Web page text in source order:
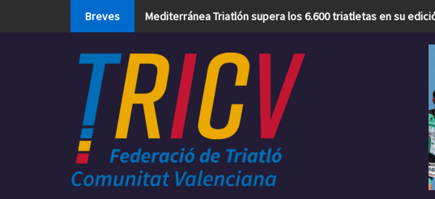
Breves Mediterránea Triatlón supera los 6.600 triatletas en su